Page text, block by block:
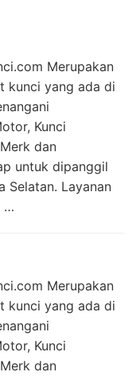
Merupakan
kunci yang ada di
Kunci
dan
untuk dipanggil
Selatan. Layanan
…
Merupakan
kunci yang ada di
Kunci
dan